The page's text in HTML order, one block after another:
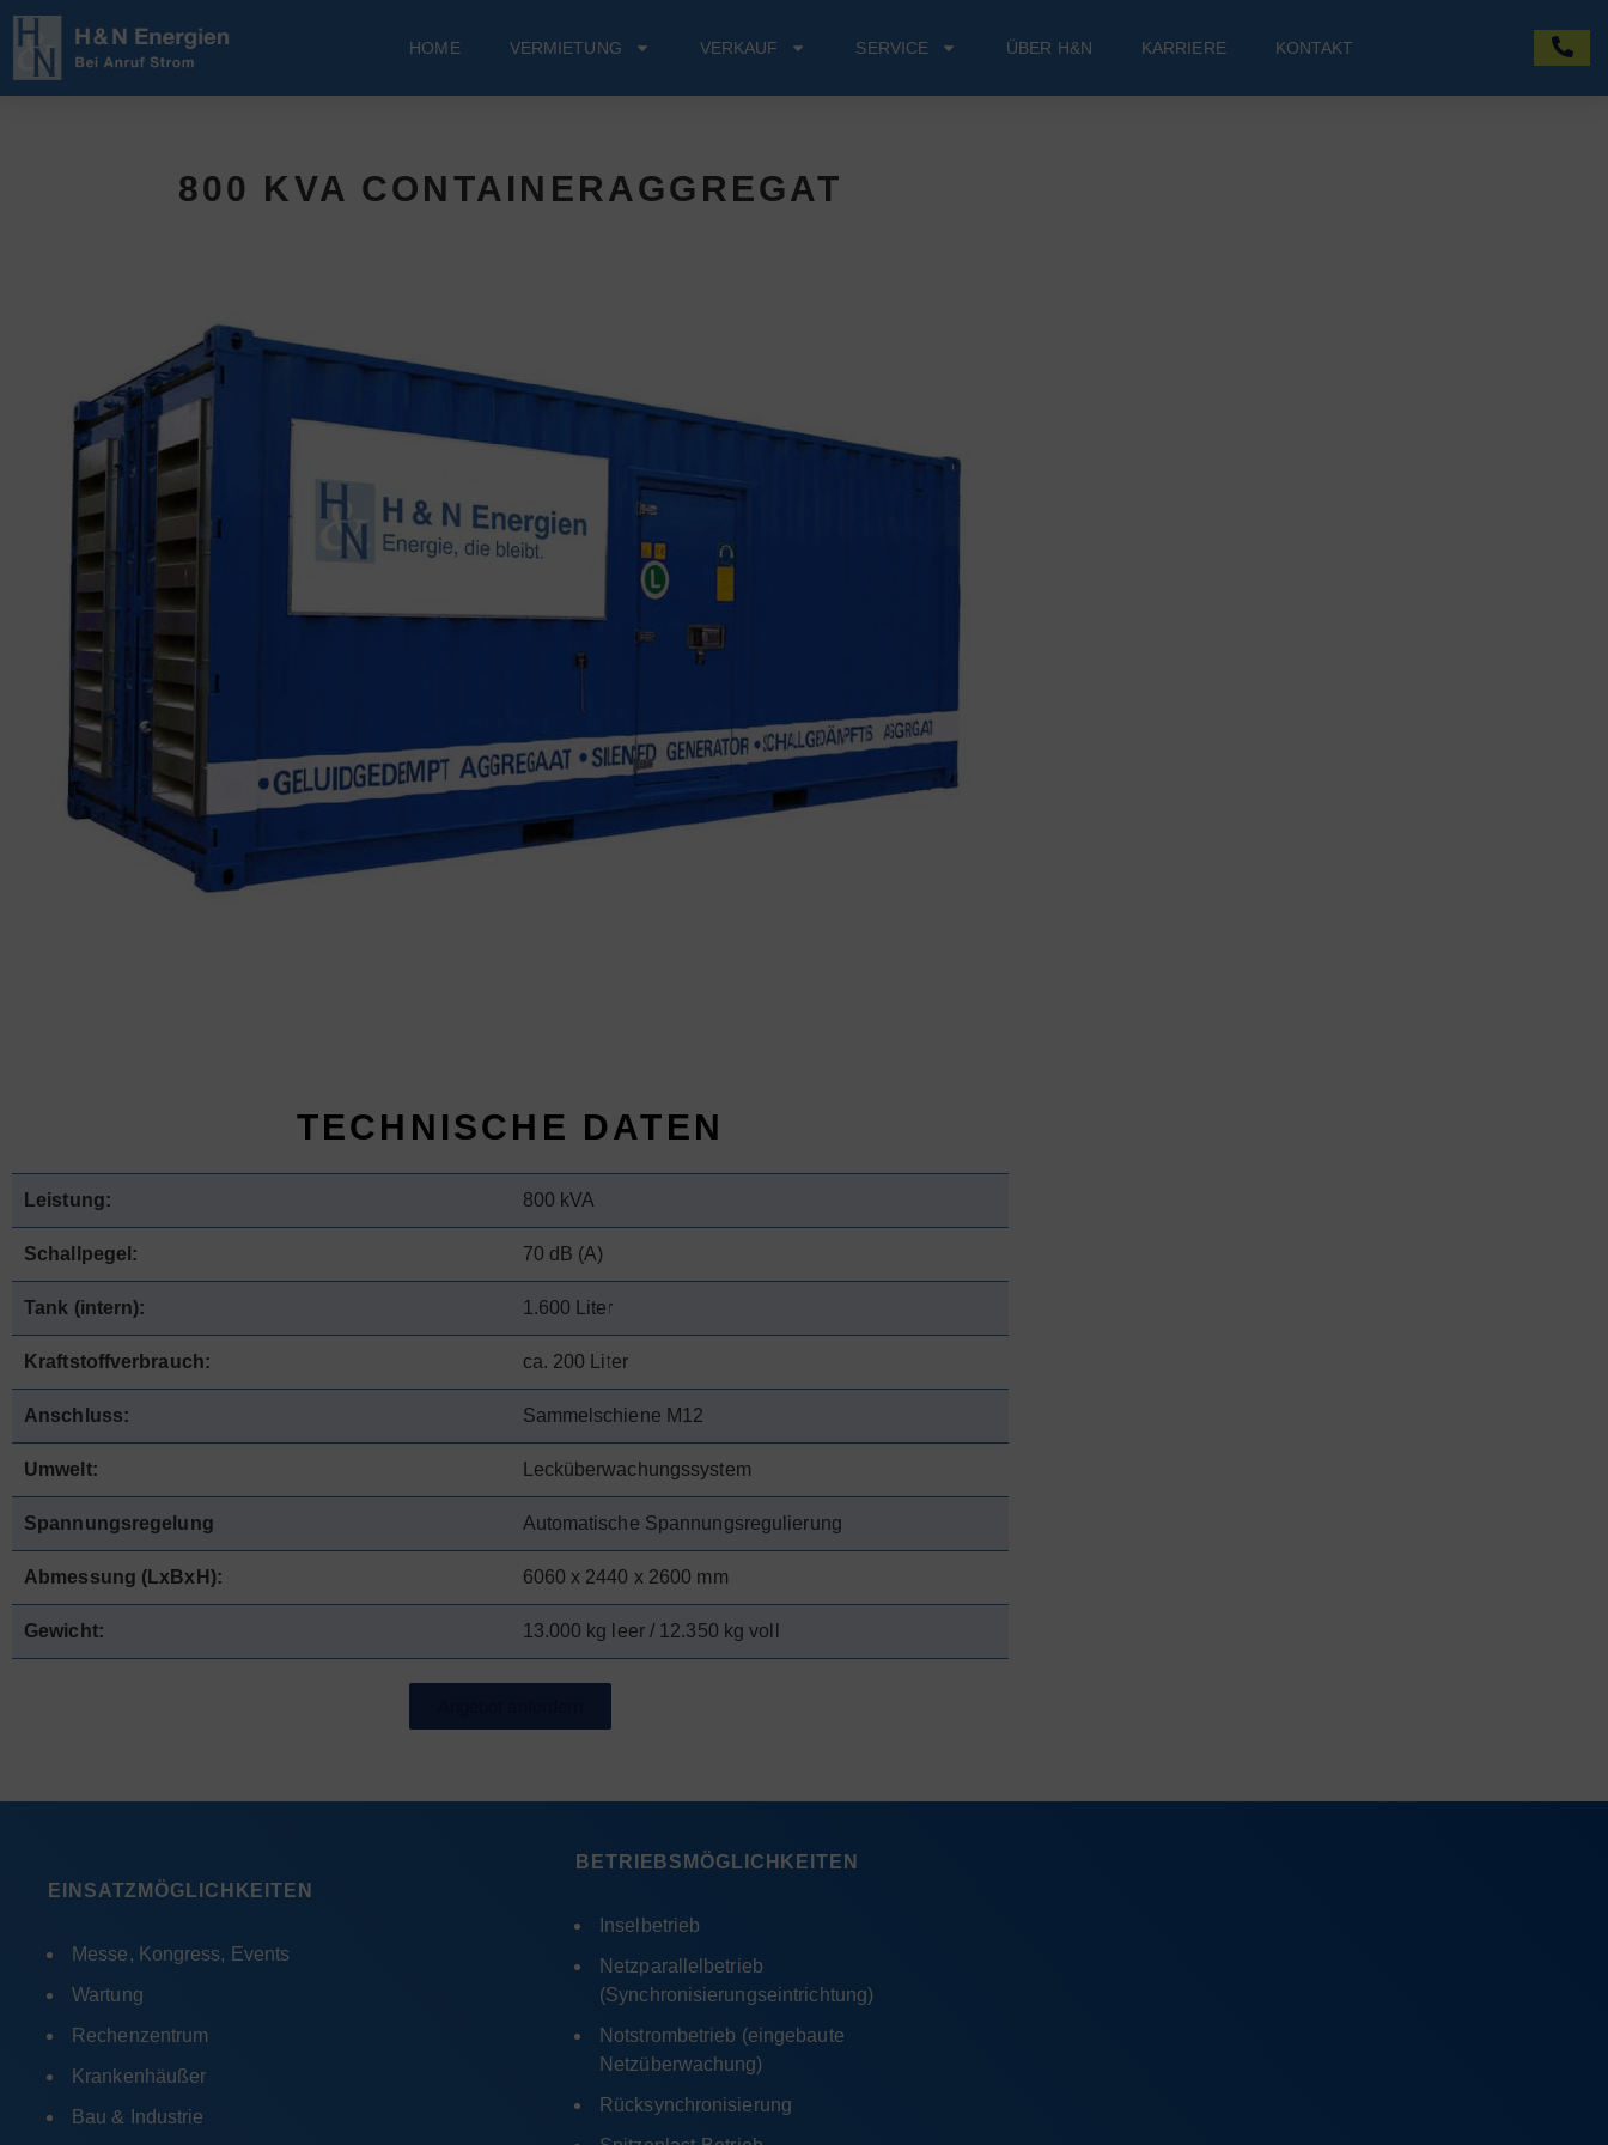
HOME VERMIETUNG VERKAUF SERVICE ÜBER H&N KARRIERE KONTAKT
800 KVA CONTAINERAGGREGAT
TECHNISCHE DATEN
Leistung: 800 kVA
Schallpegel: 70 dB (A)
Tank (intern): 1.600 Liter
Kraftstoffverbrauch: ca. 200 Liter
Anschluss: Sammelschiene M12
Umwelt: Lecküberwachungssystem
Spannungsregelung Automatische Spannungsregulierung
Abmessung (LxBxH): 6060 x 2440 x 2600 mm
Gewicht: 13.000 kg leer / 12.350 kg voll
EINSATZMÖGLICHKEITEN
Messe, Kongress, Events
Wartung
Rechenzentrum
Krankenhäußer
Bau & Industrie
BETRIEBSMÖGLICHKEITEN
Inselbetrieb
Netzparallelbetrieb
(Synchronisierungseintrichtung)
Notstrombetrieb (eingebaute
Netzüberwachung)
Rücksynchronisierung